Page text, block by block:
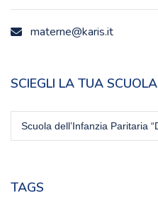
materne@karis.it
SCIEGLI LA TUA SCUOLA
Sciegli
TAGS